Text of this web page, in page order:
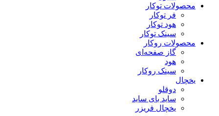
محصولات توکار
فر توکار
هود توکار
سینک توکار
محصولات روکار
گاز صفحه‌ای
هود
سینک روکار
یخچال
دوقلو
ساید بای ساید
یخچال فریزر